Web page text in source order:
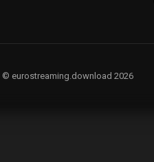
© eurostreaming.download 2026